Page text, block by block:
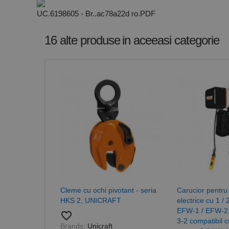
UC.6198605 - Br..ac78a22d ro.PDF
16 alte produsein aceeasi categorie
Cleme cu ochi pivotant - seria
HKS 2, UNICRAFT
favorite_border
Brands: Unicraft
Carucior pentru
electrice cu 1 /
EFW-1 / EFW-
3-2 compatibil
Nume
PHPSESSID
_ga
uuid
sib_cuid